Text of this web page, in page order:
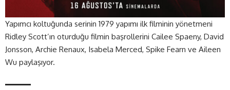
Yapımcı koltuğunda serinin 1979 yapımı ilk filminin yönetmeni
Ridley Scott’ın oturduğu filmin başrollerini Cailee Spaeny, David
Jonsson, Archie Renaux, Isabela Merced, Spike Fearn ve Aileen
Wu paylaşıyor.